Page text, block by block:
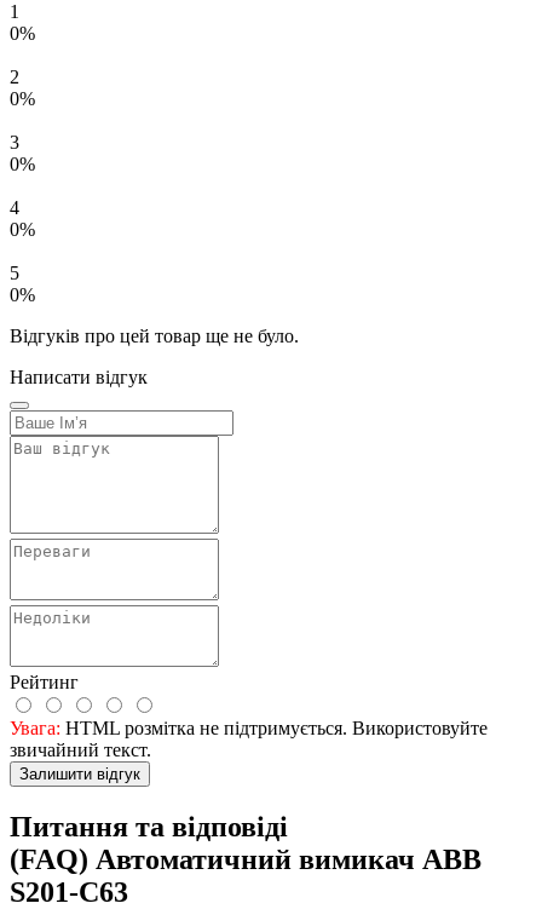
1
0%
2
0%
3
0%
4
0%
5
0%
Відгуків про цей товар ще не було.
Написати відгук
Рейтинг
Увага: HTML розмітка не підтримується. Використовуйте
звичайний текст.
Залишити відгук
Питання та відповіді
(FAQ) Автоматичний вимикач ABB
S201-С63